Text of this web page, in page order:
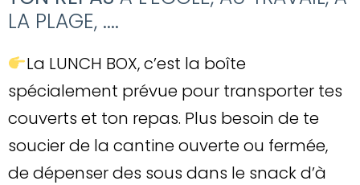
LA PLAGE, ....
La LUNCH BOX, c’est la boîte
spécialement prévue pour transporter tes
couverts et ton repas. Plus besoin de te
soucier de la cantine ouverte ou fermée,
de dépenser des sous dans le snack d’à